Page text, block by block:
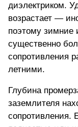
диэлектриком.
возрастает —
поэтому зимние
существенно
сопротивления
летними.
Глубина
заземлителя
сопротивления.